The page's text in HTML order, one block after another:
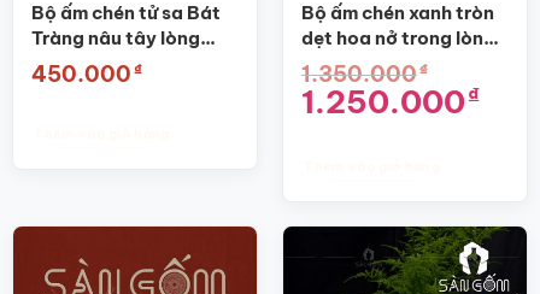
Bộ ấm chén tử sa Bát
Tràng nâu tây lòng
trắng SG-AC18
450.000 ₫
Bộ ấm chén xanh tròn
dẹt hoa nở trong lòng
chén SG-AC08
1.350.000₫
Giá
gốc
1.250.000₫Giá
hiện